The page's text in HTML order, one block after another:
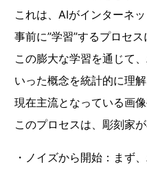
これは、AIがインターネ
事前に”学習”するプロセス
この膨大な学習を通じて
いった概念を統計的に理解
現在主流となっている画
このプロセスは、彫刻家
・ノイズから開始：まず